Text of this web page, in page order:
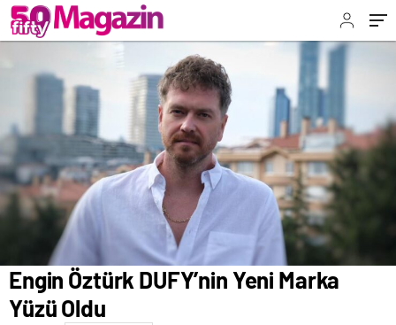
Engin Öztürk DUFY’nin Yeni Marka
Yüzü Oldu
geliyor